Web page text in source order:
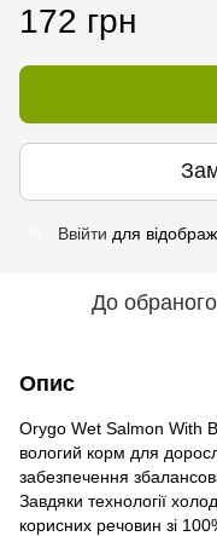
172 грн
Ввійти для
До обраного
Опис
Orygo Wet Salmon With
вологий корм для
забезпечення
Завдяки технології
корисних речовин зі